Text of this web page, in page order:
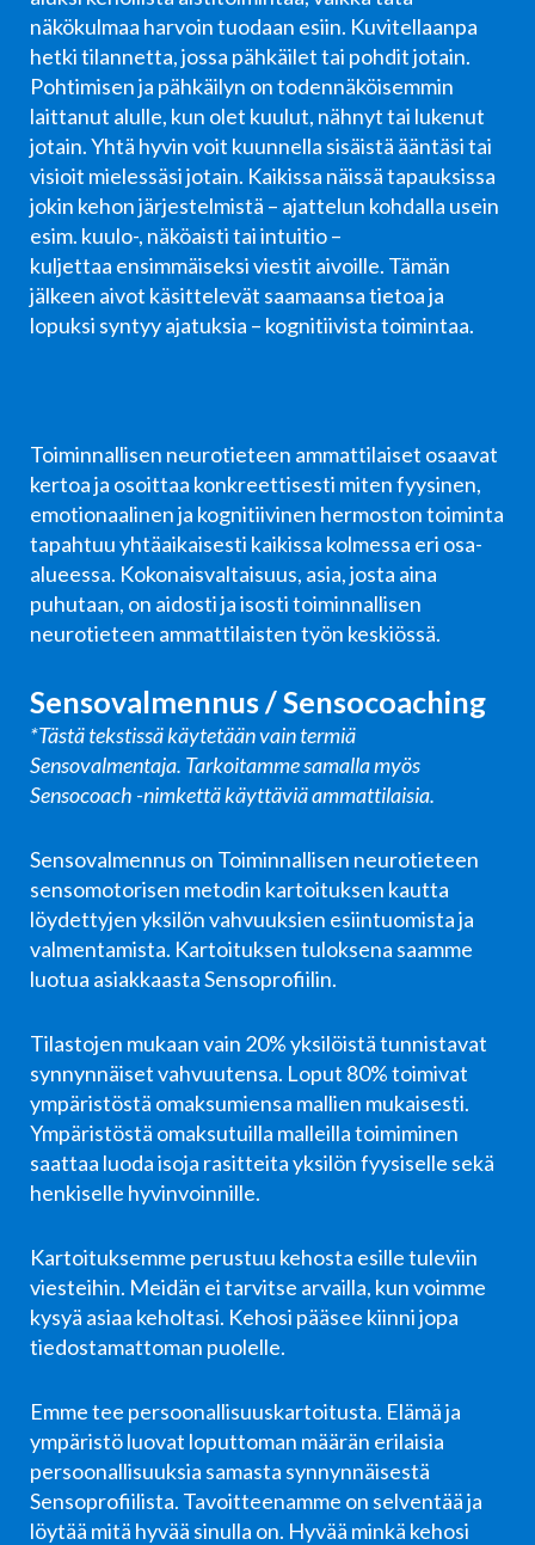
näkökulmaa harvoin tuodaan esiin. Kuvitellaanpa
hetki tilannetta, jossa pähkäilet tai pohdit jotain.
Pohtimisenja pähkäilyn on todennäköisemmin
laittanut alulle, kun olet kuulut, nähnyt tai lukenut
jotain. Yhtä hyvin voit kuunnella sisäistä ääntäsi tai
visioit mielessäsi jotain. Kaikissa näissä tapauksissa
jokin kehon järjestelmistä – ajattelun kohdalla usein
esim. kuulo-, näköaisti tai intuitio –
kuljettaa ensimmäiseksi viestit aivoille. Tämän
jälkeen aivot käsittelevät saamaansatietoa ja
lopuksi syntyy ajatuksia – kognitiivista toimintaa.
Toiminnallisen neurotieteen ammattilaiset osaavat
kertoa ja osoittaa konkreettisesti miten fyysinen,
emotionaalinen ja kognitiivinen hermoston toiminta
tapahtuu yhtäaikaisesti kaikissa kolmessa eri osa-
alueessa. Kokonaisvaltaisuus, asia, josta aina
puhutaan, on aidosti ja isosti toiminnallisen
neurotieteen ammattilaisten työn keskiössä.
Sensovalmennus / Sensocoaching
*Tästä tekstissä käytetään vain termiä
Sensovalmentaja. Tarkoitamme samalla myös
Sensocoach -nimkettä käyttäviä ammattilaisia.
Sensovalmennus on Toiminnallisen neurotieteen
sensomotorisen metodin kartoituksen kautta
löydettyjen yksilön vahvuuksien esiintuomista ja
valmentamista. Kartoituksen tuloksena saamme
luotua asiakkaasta Sensoprofiilin.
Tilastojen mukaan vain 20% yksilöistä tunnistavat
synnynnäiset vahvuutensa. Loput 80% toimivat
ympäristöstä omaksumiensa mallien mukaisesti.
Ympäristöstä omaksutuilla malleilla toimiminen
saattaa luoda isoja rasitteita yksilön fyysiselle sekä
henkiselle hyvinvoinnille.
Kartoituksemme perustuu kehosta esille tuleviin
viesteihin. Meidän ei tarvitse arvailla, kun voimme
kysyä asiaa keholtasi. Kehosi pääsee kiinni jopa
tiedostamattoman puolelle.
Emme tee persoonallisuuskartoitusta. Elämä ja
ympäristö luovat loputtoman määrän erilaisia
persoonallisuuksia samasta synnynnäisestä
Sensoprofiilista. Tavoitteenamme on selventää ja
löytää mitä hyvää sinulla on. Hyvää minkä kehosi